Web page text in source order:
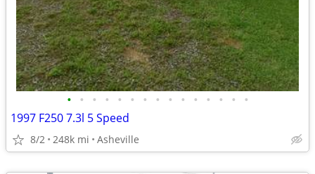
• • • • • • • • • • • • • • •
1997 F250 7.3l 5 Speed
8/2 248k mi Asheville